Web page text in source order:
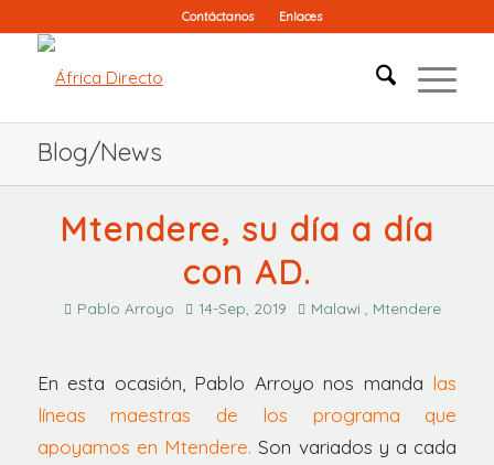
Contáctanos Enlaces
Blog/News
Mtendere, su día a día
con AD.
Pablo Arroyo 14-Sep, 2019 Malawi , Mtendere
En esta ocasión, Pablo Arroyo nos manda las
líneas maestras de los programa que
apoyamos en Mtendere. Son variados y a cada